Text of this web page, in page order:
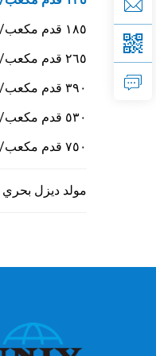
١٨٥ قدم مكعب/الدقيقة
٢٦٥ قدم مكعب/الدقيقة
٣٩٠ قدم مكعب/الدقيقة
٥٣٠ قدم مكعب/الدقيقة
٧٥٠ قدم مكعب/الدقيقة
مولد ديزل بحري